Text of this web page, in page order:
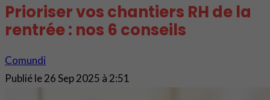
Prioriser vos chantiers RH de la
rentrée : nos 6 conseils
Comundi
Publié le26 Sep 2025 à 2:51